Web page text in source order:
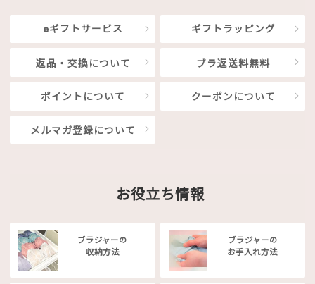
eギフトサービス ギフトラッピング
返品・交換について ブラ返送料無料
ポイントについて クーポンについて
メルマガ登録について
お役立ち情報
ブラジャーの
収納方法
ブラジャーの
お手入れ方法